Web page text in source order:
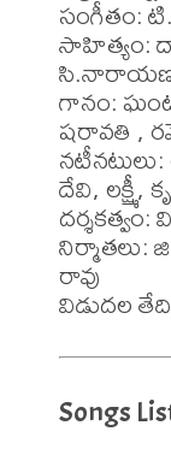
సంగీతం:
సాహిత్యం:
గానం:
షరావతి ,
దేవి, లక్ష్మీ,
నిర్మాతలు:
రావు
విడుదల